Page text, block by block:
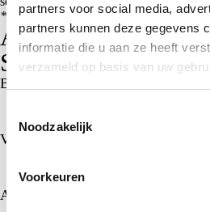
partners voor social media,
partners kunnen deze gegevens
informatie die u aan ze heeft
verzameld op basis van uw
Noodzakelijk
Voorkeuren
*Prijspeil 2026
Aanvraag
Subsidieregeling
Bedrijfsnaam
Voornaam
Achternaam